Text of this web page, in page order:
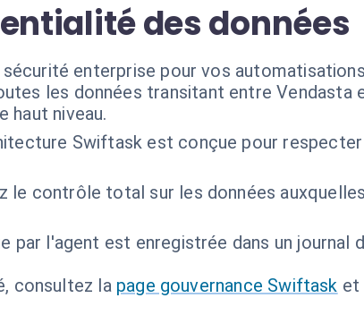
des données
enterprise pour vos
les données transitant entre
haut niveau.
Swiftask est conçue pour
le contrôle total sur les données
par l'agent est enregistrée dans un journal
consultez la page gouvernance Swiftask et